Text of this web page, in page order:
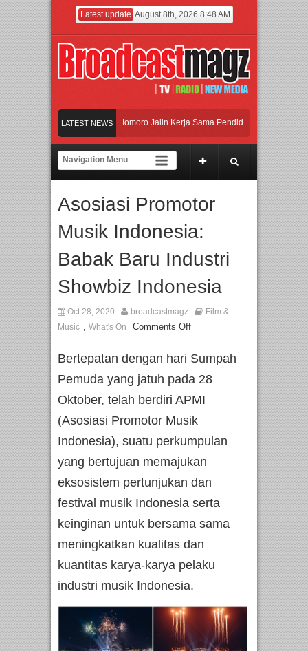
Latest update August 8th, 2026 8:48 AM
LATEST NEWS
Universitas Agung Podomoro Jalin Kerja Sama Pendidikan dan Riset untuk
Jakarta dengan Ribuan Mainan dan Produk Bayi dari Seluruh Dunia,
Universitas Agung Podomoro Jalin Kerja Sama Pendidikan dan Riset untuk
Asosiasi Promotor
Musik Indonesia:
Babak Baru Industri
Showbiz Indonesia
Oct 28, 2020 broadcastmagz
Film &
Music , What's On Comments Off
Bertepatan dengan hari Sumpah
Pemuda yang jatuh pada 28
Oktober, telah berdiri APMI
(Asosiasi Promotor Musik
Indonesia), suatu perkumpulan
yang bertujuan memajukan
eksosistem pertunjukan dan
festival musik Indonesia serta
keinginan untuk bersama sama
meningkatkan kualitas dan
kuantitas karya-karya pelaku
industri musik Indonesia.